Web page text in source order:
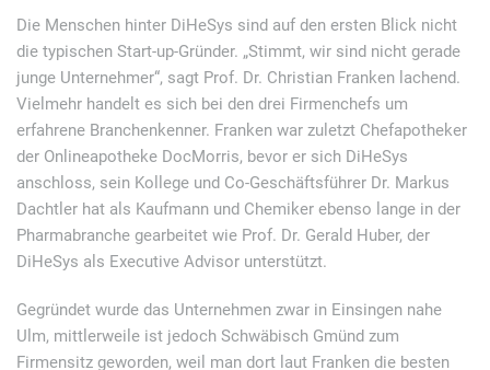
Die Menschen hinter DiHeSys sind auf den ersten Blick nicht
die typischen Start-up-Gründer. „Stimmt, wir sind nicht gerade
junge Unternehmer“, sagt Prof. Dr. Christian Franken lachend.
Vielmehr handelt es sich bei den drei Firmenchefs um
erfahrene Branchenkenner. Franken war zuletzt Chefapotheker
der Onlineapotheke DocMorris, bevor er sich DiHeSys
anschloss, sein Kollege und Co-Geschäftsführer Dr. Markus
Dachtler hat als Kaufmann und Chemiker ebenso lange in der
Pharmabranche gearbeitet wie Prof. Dr. Gerald Huber, der
DiHeSys als Executive Advisor unterstützt.
Gegründet wurde das Unternehmen zwar in Einsingen nahe
Ulm, mittlerweile ist jedoch Schwäbisch Gmünd zum
Firmensitz geworden, weil man dort laut Franken die besten